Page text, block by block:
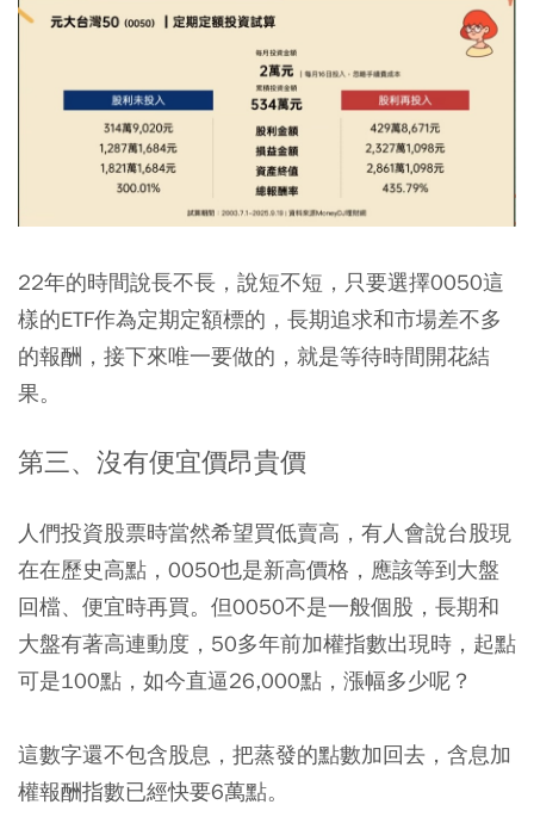
22年的時間說長不長，說短不短，只要選擇0050這
樣的ETF作為定期定額標的，長期追求和市場差不多
的報酬，接下來唯一要做的，就是等待時間開花結
果。
第三、沒有便宜價昂貴價
人們投資股票時當然希望買低賣高，有人會說台股現
在在歷史高點，0050也是新高價格，應該等到大盤
回檔、便宜時再買。但0050不是一般個股，長期和
大盤有著高連動度，50多年前加權指數出現時，起點
可是100點，如今直逼26,000點，漲幅多少呢？
這數字還不包含股息，把蒸發的點數加回去，含息加
權報酬指數已經快要6萬點。